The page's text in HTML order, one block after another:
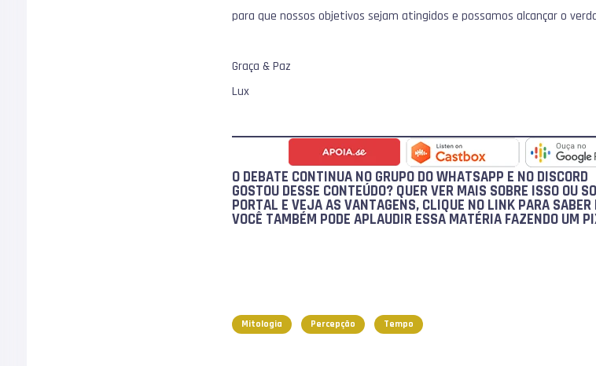
para que nossos objetivos sejam atingidos e possamos alcançar o
Graça & Paz
Lux
O DEBATE CONTINUA NO GRUPO DO WHATSAPP E NO DISCORD
GOSTOU DESSE CONTEÚDO? QUER VER MAIS SOBRE ISSO OU
PORTAL E VEJA AS VANTAGENS, CLIQUE NO LINK PARA SABER
VOCÊ TAMBÉM PODEAPLAUDIR ESSA MATÉRIA FAZENDO UM
Mitologia Percepção Tempo